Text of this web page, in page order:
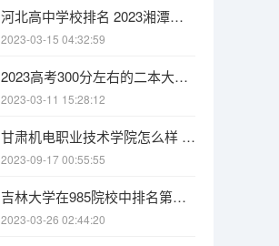
河北高中学校排名 2023湘潭大学排名多少位
2023-03-15 04:32:59
2023高考300分左右的二本大学 2023年高考325分能上什么大学
2023-03-11 15:28:12
甘肃机电职业技术学院怎么样 甘肃机电职业技术学院专业和录取分数线介绍
2023-09-17 00:55:55
吉林大学在985院校中排名第几 浙江专科学校排名
2023-03-26 02:44:20